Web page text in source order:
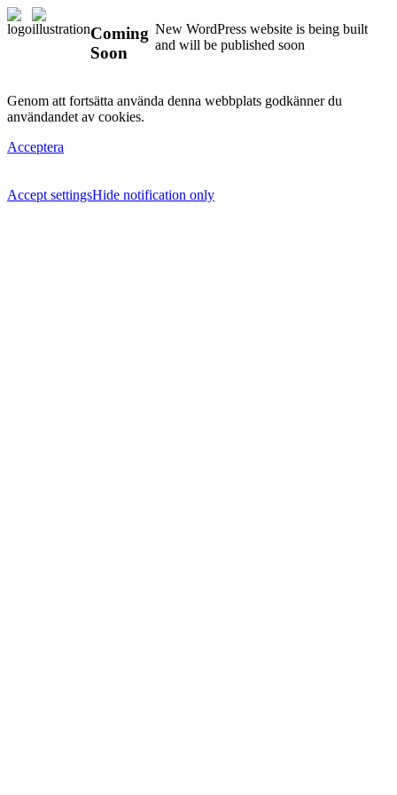
Coming
Soon
New WordPress website is being built
and will be published soon
Genom att fortsätta använda denna webbplats godkänner du
användandet av cookies.
Acceptera
Accept settingsHide notification only